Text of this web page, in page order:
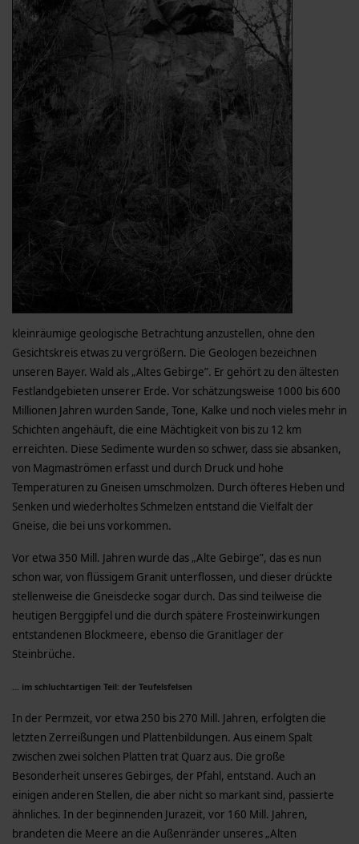
kleinräumige geologische Betrachtung anzustellen, ohne den
Gesichtskreis etwas zu vergrößern. Die Geologen bezeichnen
unseren Bayer. Wald als „Altes Gebirge”. Er gehört zu den ältesten
Festlandgebieten unserer Erde. Vor schätzungsweise 1000 bis 600
Millionen Jahren wurden Sande, Tone, Kalke und noch vieles mehr in
Schichten angehäuft, die eine Mächtigkeit von bis zu 12 km
erreichten. Diese Sedimente wurden so schwer, dass sie absanken,
von Magmaströmen erfasst und durch Druck und hohe
Temperaturen zu Gneisen umschmolzen. Durch öfteres Heben und
Senken und wiederholtes Schmelzen entstand die Vielfalt der
Gneise, die bei uns vorkommen.
Vor etwa 350 Mill. Jahren wurde das „Alte Gebirge”, das es nun
schon war, von flüssigem Granit unterflossen, und dieser drückte
stellenweise die Gneisdecke sogar durch. Das sind teilweise die
heutigen Berggipfel und die durch spätere Frosteinwirkungen
entstandenen Blockmeere, ebenso die Granitlager der
Steinbrüche.
... im schluchtartigen Teil: der Teufelsfelsen
In der Permzeit, vor etwa 250 bis 270 Mill. Jahren, erfolgten die
letzten Zerreißungen und Plattenbildungen. Aus einem Spalt
zwischen zwei solchen Platten trat Quarz aus. Die große
Besonderheit unseres Gebirges, der Pfahl, entstand. Auch an
einigen an­deren Stellen, die aber nicht so markant sind, passierte
ähnliches. In der beginnenden Jurazeit, vor 160 Mill. Jahren,
brandeten die Mee­re an die Außenränder unseres „Alten